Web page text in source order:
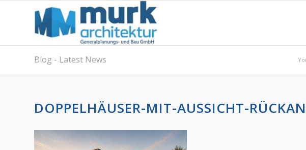
Blog - Latest News
DOPPELHÄUSER-MIT-AUSSICHT-